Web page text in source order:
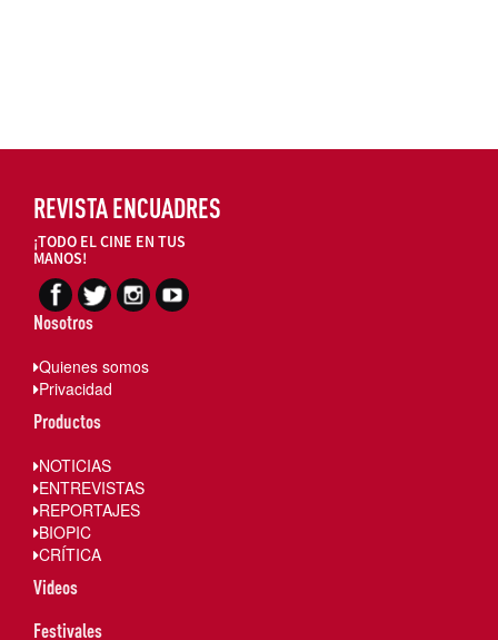
REVISTA ENCUADRES
¡TODO EL CINE EN TUS
MANOS!
Nosotros
Quienes somos
Privacidad
Productos
NOTICIAS
ENTREVISTAS
REPORTAJES
BIOPIC
CRÍTICA
Videos
Festivales